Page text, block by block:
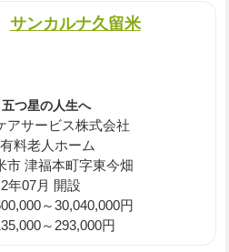
サンカルナ久留米
つ星の人生へ
アサービス株式会社
料老人ホーム
市 津福本町字東今畑
年07月 開設
～30,040,000円
～293,000円